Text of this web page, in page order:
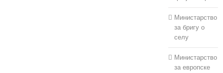
Министарство
за бригу о
селу
Министарство
за европске